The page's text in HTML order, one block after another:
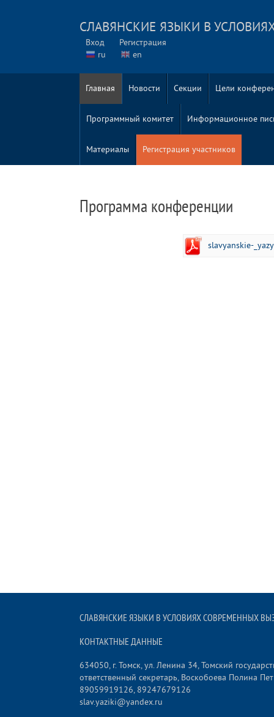
СЛАВЯНСКИЕ ЯЗЫКИ В
Вход
Регистрация
ru
en
Главная Новости Секции Цели
Программный комитет Информационное
Материалы Регистрация участников
Программа конференции
slavyanskie-
СЛАВЯНСКИЕ ЯЗЫКИ В УСЛОВИЯХ СОВРЕМЕННЫХ
КОНТАКТНЫЕ ДАННЫЕ
634050, г. Томск, ул. Ленина 34, Томский
ответственный секретарь, Воскобоева Полина
89059919126, 89247679126
slav.yaziki@yandex.ru